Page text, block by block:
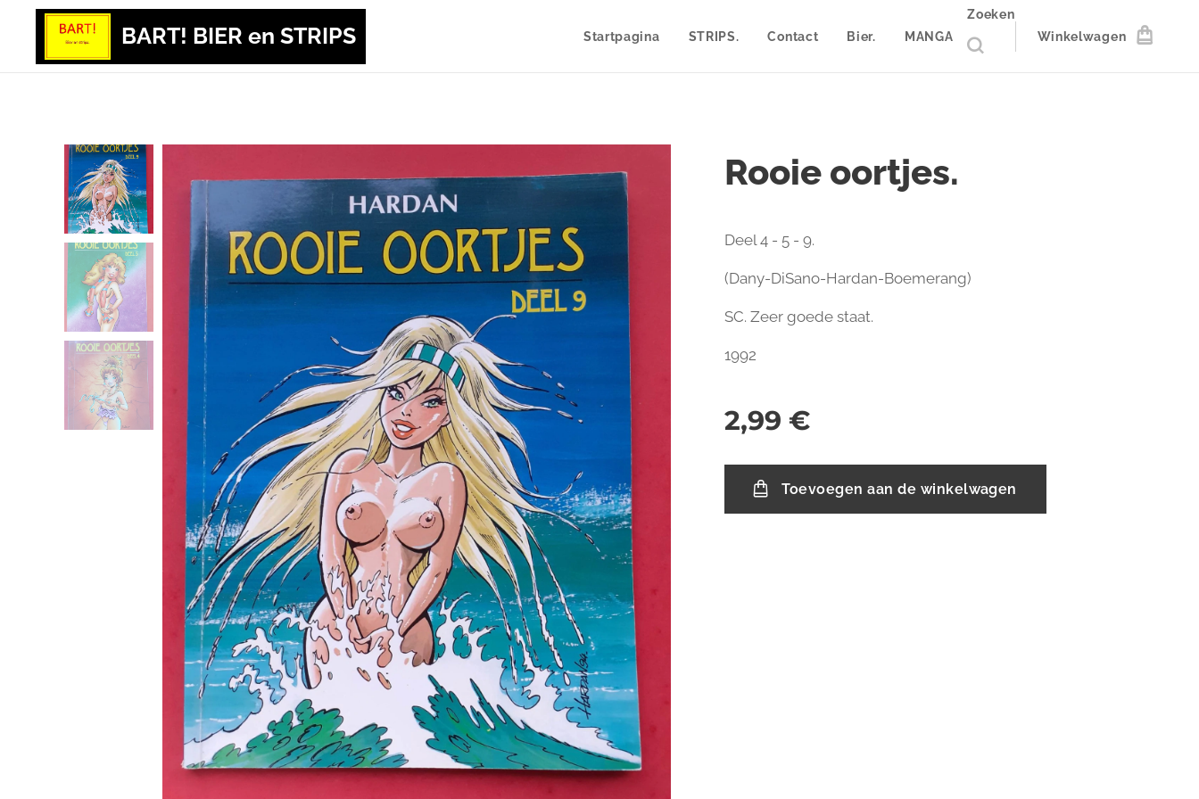
BART! BIER en STRIPS Startpagina STRIPS. Contact Bier. MANGA
Zoeken
Winkelwagen
Rooie oortjes.
Deel 4 - 5 - 9.
(Dany-DiSano-Hardan-Boemerang)
SC. Zeer goede staat.
1992
2,99 €
Toevoegen aan de winkelwagen